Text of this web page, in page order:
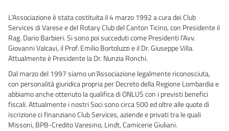
DELL'INSUBRIA
L’Associazione è stata costituita il 4 marzo 1992 a cura dei Club
Services di Varese e del Rotary Club del Canton Ticino, con Presidente il
Rag. Dario Barbieri. Si sono poi succeduti come Presidenti l’Avv.
Giovanni Valcavi, il Prof. Emilio Bortoluzzi e il Dr. Giuseppe Villa.
Attualmente è Presidente la Dr. Nunzia Ronchi.
Dal marzo del 1997 siamo un’Associazione legalmente riconosciuta,
con personalità giuridica propria per Decreto della Regione Lombardia e
abbiamo anche ottenuto la qualifica di ONLUS con i previsti benefici
fiscali. Attualmente i nostri Soci sono circa 500 ed oltre alle quote di
iscrizione ci finanziano Club Services, aziende e privati tra le quali
Missoni, BPB-Credito Varesino, Lindt, Camicerie Giuliani.